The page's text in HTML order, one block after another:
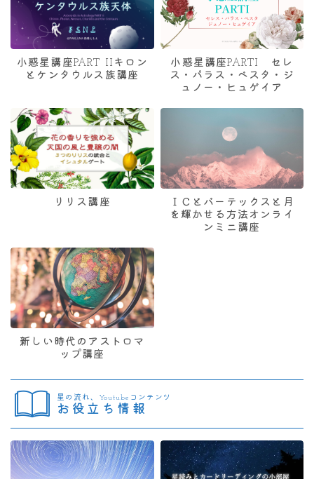
小惑星講座PART IIキロン
とケンタウルス族講座
小惑星講座PARTI セレ
ス・パラス・ベスタ・ジ
ュノー・ヒュゲイア
リリス講座
ＩＣとバーテックスと月
を輝かせる方法オンライ
ンミニ講座
新しい時代のアストロマ
ップ講座
星の流れ、Youtubeコンテンツ
お役立ち情報